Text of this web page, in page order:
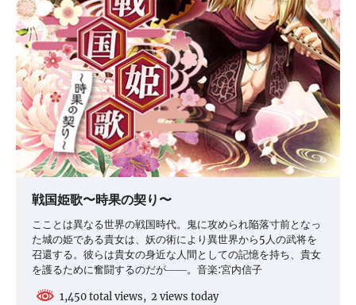
戦国姫歌〜時果の契り〜
こことは異なる世界の戦国時代。鬼に攻められ陥落寸前となっ
た城の姫である貴女は、妖の術により異世界から5人の武将を
召還する。彼らは貴女の身近な人間としての記憶を持ち、貴女
を護るために奮闘するのだが――。音楽:宮内信子
1,450 total views, 2 views today